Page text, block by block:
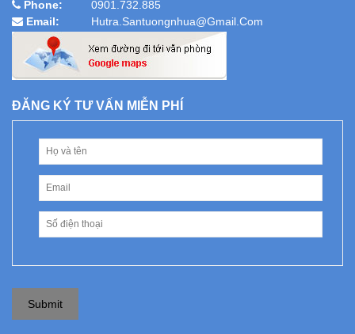
Phone:
0901.732.885
Email:
Hutra.santuongnhua@gmail.com
ĐĂNG KÝ TƯ VẤN MIỄN PHÍ
Submit